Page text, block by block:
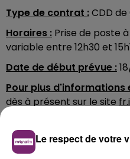
Type de contrat :CDD
Horaires : Prise de poste
variable entre 12h30 et
Date de début prévue :
Pour plus d'informations
dès à présent sur le site
menant directement à
Le respect de votre